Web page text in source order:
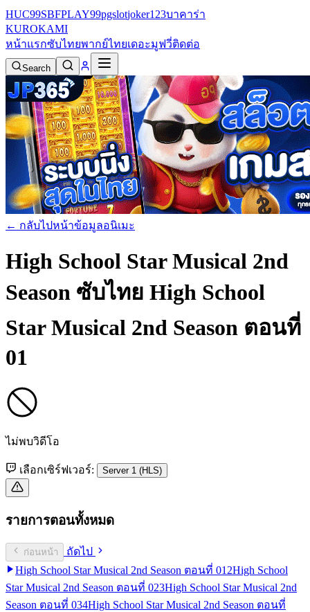
HUC99SBFPLAY99pgslotjoker123บาคาร่า
KUROKAMI
หน้าแรกซับไทยพากย์ไทยเดอะมูฟวี่ติดต่อ
Search
← กลับไปหน้าข้อมูลอนิเมะ
High School Star Musical 2nd
Season ซับไทย High School
Star Musical 2nd Season ตอนที่
01
ไม่พบวิดีโอ
เลือกเซิร์ฟเวอร์: Server 1 (HLS)
รายการตอนทั้งหมด
ก่อนหน้า
ถัดไป
High School Star Musical 2nd Season ตอนที่ 01 2High School
Star Musical 2nd Season ตอนที่ 023High School Star Musical 2nd
Season ตอนที่ 034High School Star Musical 2nd Season ตอนที่